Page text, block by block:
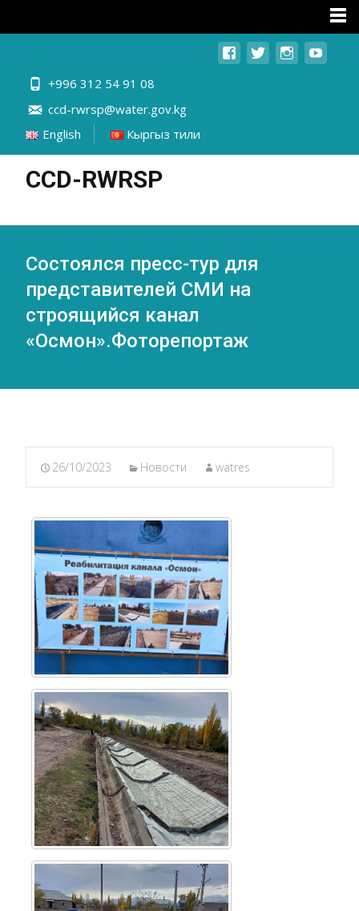
+996 312 54 91 08
ccd-rwrsp@water.gov.kg
English
Кыргыз тили
CCD-RWRSP
Состоялся пресс-тур для
представителей СМИ на
строящийся канал
«Осмон».Фоторепортаж
26/10/2023 Новости watres